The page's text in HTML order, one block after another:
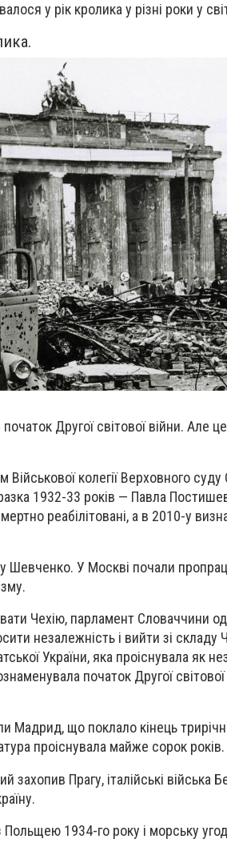
у рік кролика у різні роки у
Другої світової війни. Але
колегії Верховного
1932-33 років — Павла
реабілітовані, а в 2010-у
Шевченко. У Москві почали
Чехію, парламент Словаччини
незалежність і вийти зі
України, яка проіснувала як
початок Другої
Мадрид, що поклало кінець
проіснувала майже сорок років.
захопив Прагу, італійські війська
1934-го року і морську